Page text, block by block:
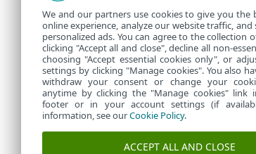
We and our partners use cookies to give you the
online experience, analyze our website traffic, and
personalized ads. You can agree to the collection
clicking "Accept all and close", decline all non-
choosing "Accept essential cookies only", or
settings by clicking "Manage cookies". You also
withdraw your consent or change your
anytime by clicking the "Manage cookies" link
footer or in your account settings (if
information, see ourCookie Policy.
ACCEPT ALL AND CLOSE